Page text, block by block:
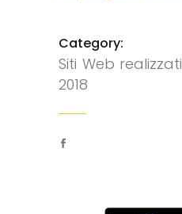
Category:
Siti Web
2018